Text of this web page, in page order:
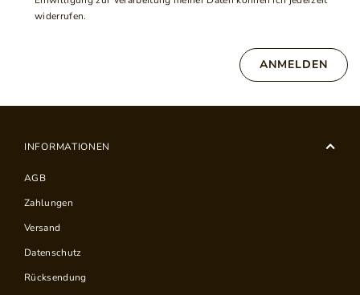
widerrufen.
ANMELDEN
INFORMATIONEN
AGB
Zahlungen
Versand
Datenschutz
Rücksendung